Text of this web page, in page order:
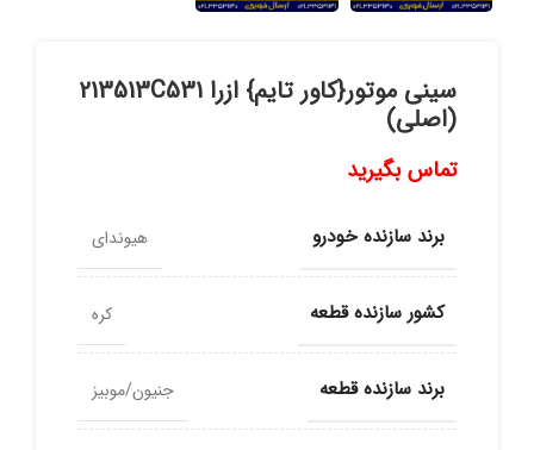
سینی موتور{کاور تایم} ازرا 213513C531
(اصلی)
تماس بگیرید
برند سازنده خودرو هیوندای
کشور سازنده قطعه کره
برند سازنده قطعه جنیون/موبیز